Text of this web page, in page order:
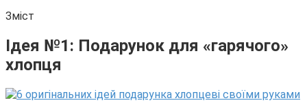
Зміст
Ідея №1: Подарунок для «гарячого»
хлопця